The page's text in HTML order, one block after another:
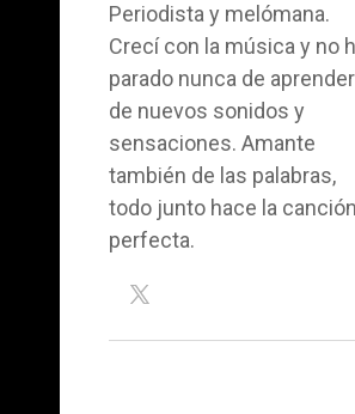
Periodista y melómana.
Crecí con la música y no
parado nunca de aprender
de nuevos sonidos y
sensaciones. Amante
también de las palabras,
todo junto hace la canción
perfecta.